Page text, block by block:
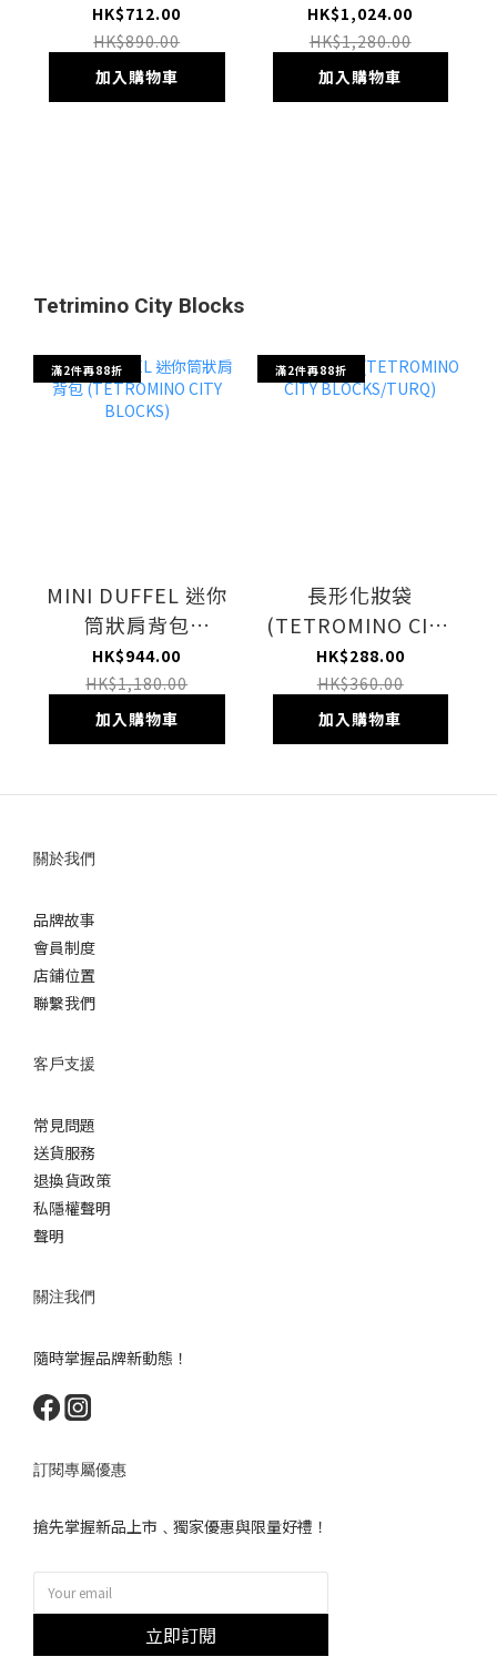
BLOCKS)
HK$712.00
HK$890.00
加入購物車
FALLING BLOCKS)
HK$1,024.00
HK$1,280.00
加入購物車
Tetrimino City Blocks
滿2件再88折
MINI DUFFEL 迷你
筒狀肩背包
(TETROMINO CITY
BLOCKS)
HK$944.00
HK$1,180.00
加入購物車
滿2件再88折
長形化妝袋
(TETROMINO CITY
BLOCKS/TURQ)
HK$288.00
HK$360.00
加入購物車
關於我們
品牌故事
會員制度
店鋪位置
聯繫我們
客戶支援
常見問題
送貨服務
退換貨政策
私隱權聲明
聲明
關注我們
隨時掌握品牌新動態！
訂閱專屬優惠
搶先掌握新品上市﹑獨家優惠與限量好禮！
立即訂閱